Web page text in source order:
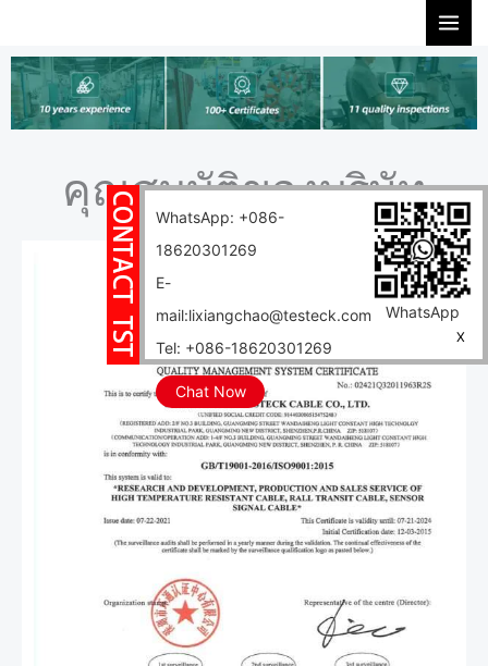
WhatsApp: +086-
18620301269
E-
mail:lixiangchao@testeck.com
Tel: +086-18620301269
Chat Now
WhatsApp
X
content
คุณสมบัติของบริษัท